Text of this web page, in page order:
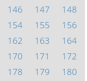
146 147
148
154 155
156
162 163
164
170 171
172
178 179
180